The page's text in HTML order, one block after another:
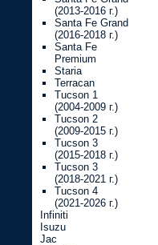
(2013-2016 г.)
Santa Fe Grand
(2016-2018 г.)
Santa Fe
Premium
Staria
Terracan
Tucson 1
(2004-2009 г.)
Tucson 2
(2009-2015 г.)
Tucson 3
(2015-2018 г.)
Tucson 3
(2018-2021 г.)
Tucson 4
(2021-2026 г.)
Infiniti
Isuzu
Jac